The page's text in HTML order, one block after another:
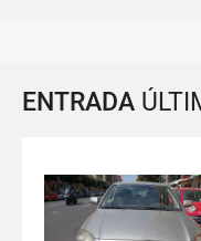
ENTRADA